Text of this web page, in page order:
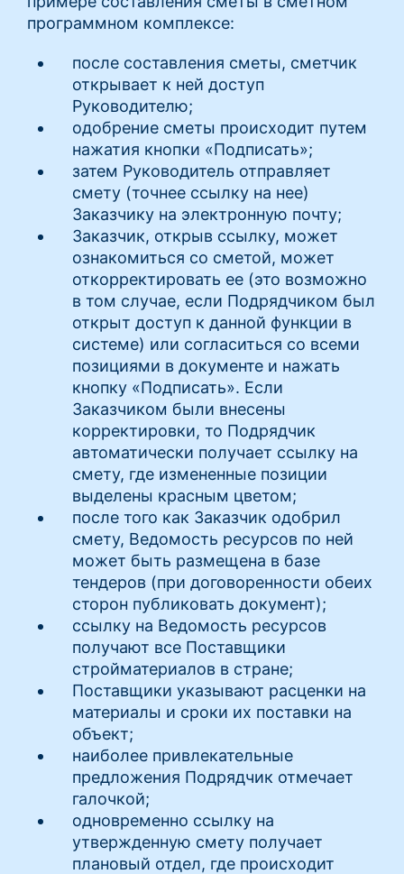
программном комплексе:
после составления сметы, сметчик
открывает к ней доступ
Руководителю;
одобрение сметы происходит путем
нажатия кнопки «Подписать»;
затем Руководитель отправляет
смету (точнее ссылку на нее)
Заказчику на электронную почту;
Заказчик, открыв ссылку, может
ознакомиться со сметой, может
откорректировать ее (это возможно
в том случае, если Подрядчиком был
открыт доступ к данной функции в
системе) или согласиться со всеми
позициями в документе и нажать
кнопку «Подписать». Если
Заказчиком были внесены
корректировки, то Подрядчик
автоматически получает ссылку на
смету, где измененные позиции
выделены красным цветом;
после того как Заказчик одобрил
смету, Ведомость ресурсов по ней
может быть размещена в базе
тендеров (при договоренности обеих
сторон публиковать документ);
ссылку на Ведомость ресурсов
получают все Поставщики
стройматериалов в стране;
Поставщики указывают расценки на
материалы и сроки их поставки на
объект;
наиболее привлекательные
предложения Подрядчик отмечает
галочкой;
одновременно ссылку на
утвержденную смету получает
плановый отдел, где происходит